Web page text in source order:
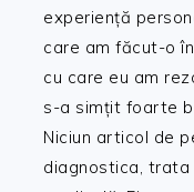
experiență
care am făcut-o
cu care eu am
s-a simțit foarte
Niciun articol de
diagnostica, trata